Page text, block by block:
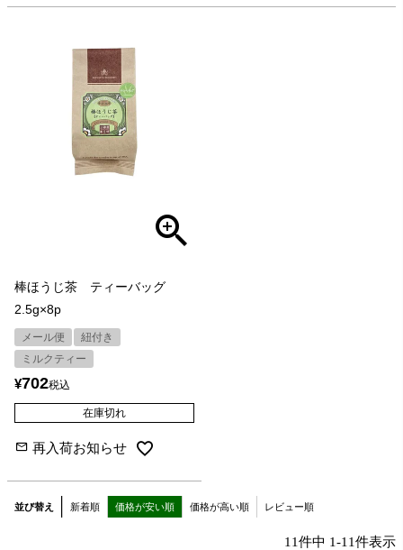
棒ほうじ茶 ティーバッグ
2.5g×8p
メール便
紐付き
ミルクティー
¥702税込
在庫切れ
再入荷お知らせ
並び替え 新着順 価格が安い順 価格が高い順 レビュー順
11件中 1-11件表示